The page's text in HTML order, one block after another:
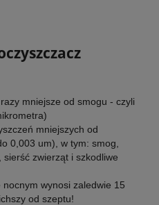
mniejsze od smogu - czyli
mniejszych od
0,003 um), w tym: smog,
zwierząt i szkodliwe
nocnym wynosi zaledwie 15
od szeptu!